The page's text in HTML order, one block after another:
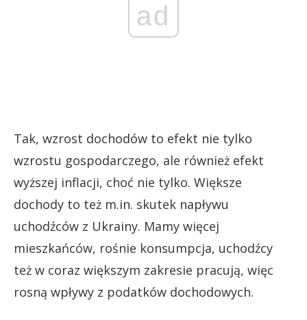
ad
Tak, wzrost dochodów to efekt nie tylko
wzrostu gospodarczego, ale również efekt
wyższej inflacji, choć nie tylko. Większe
dochody to też m.in. skutek napływu
uchodźców z Ukrainy. Mamy więcej
mieszkańców, rośnie konsumpcja, uchodźcy
też w coraz większym zakresie pracują, więc
rosną wpływy z podatków dochodowych.